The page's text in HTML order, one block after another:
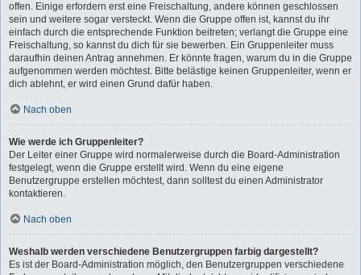
offen. Einige erfordern erst eine Freischaltung, andere können geschlossen
sein und weitere sogar versteckt. Wenn die Gruppe offen ist, kannst du ihr
einfach durch die entsprechende Funktion beitreten; verlangt die Gruppe eine
Freischaltung, so kannst du dich für sie bewerben. Ein Gruppenleiter muss
daraufhin deinen Antrag annehmen. Er könnte fragen, warum du in die Gruppe
aufgenommen werden möchtest. Bitte belästige keinen Gruppenleiter, wenn er
dich ablehnt, er wird einen Grund dafür haben.
Nach oben
Wie werde ich Gruppenleiter?
Der Leiter einer Gruppe wird normalerweise durch die Board-Administration
festgelegt, wenn die Gruppe erstellt wird. Wenn du eine eigene
Benutzergruppe erstellen möchtest, dann solltest du einen Administrator
kontaktieren.
Nach oben
Weshalb werden verschiedene Benutzergruppen farbig dargestellt?
Es ist der Board-Administration möglich, den Benutzergruppen verschiedene